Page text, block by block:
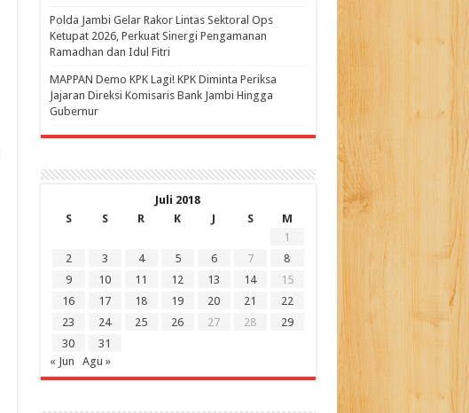
Polda Jambi Gelar Rakor Lintas Sektoral Ops
Ketupat 2026, Perkuat Sinergi Pengamanan
Ramadhan dan Idul Fitri
‎MAPPAN Demo KPK Lagi! KPK Diminta Periksa
Jajaran Direksi Komisaris Bank Jambi Hingga
Gubernur ‎
Juli 2018
S
S R K J S
M
1
2
3 4 5 6 7
8
9
10 11 12 13 14
15
16
17 18 19 20 21
22
23
24 25 26 27 28
29
30
31
« Jun
Agu »